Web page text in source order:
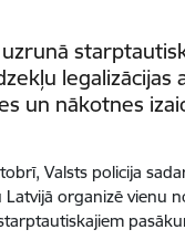
legalizācijas
un nākotnes
Valsts policija
Latvijā organizē vienu